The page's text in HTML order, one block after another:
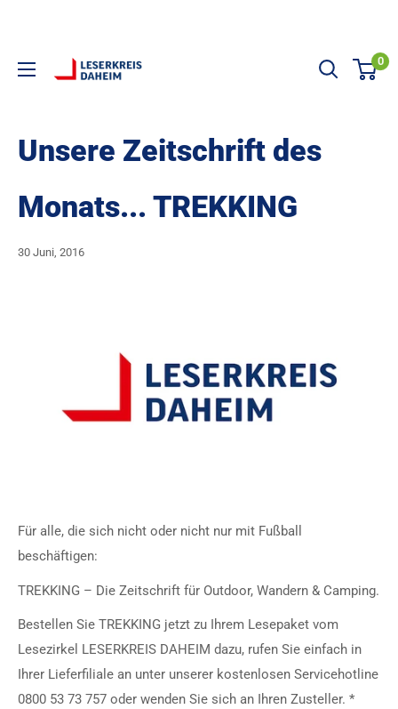
LESERKREIS DAHEIM 0
Unsere Zeitschrift des
Monats... TREKKING
30 Juni, 2016
Für alle, die sich nicht oder nicht nur mit Fußball
beschäftigen:
TREKKING – Die Zeitschrift für Outdoor, Wandern & Camping.
Bestellen Sie TREKKING jetzt zu Ihrem Lesepaket vom
Lesezirkel LESERKREIS DAHEIM dazu, rufen Sie einfach in
Ihrer Lieferfiliale an unter unserer kostenlosen Servicehotline
0800 53 73 757 oder wenden Sie sich an Ihren Zusteller. *